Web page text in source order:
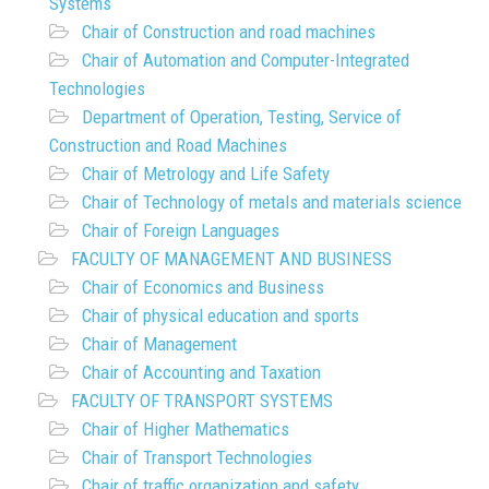
Chair of Construction and road machines
Chair of Automation and Computer-Integrated
Technologies
Department of Operation, Testing, Service of
Construction and Road Machines
Chair of Metrology and Life Safety
Chair of Technology of metals and materials science
Chair of Foreign Languages
FACULTY OF MANAGEMENT AND BUSINESS
Chair of Economics and Business
Chair of physical education and sports
Chair of Management
Chair of Accounting and Taxation
FACULTY OF TRANSPORT SYSTEMS
Chair of Higher Mathematics
Chair of Transport Technologies